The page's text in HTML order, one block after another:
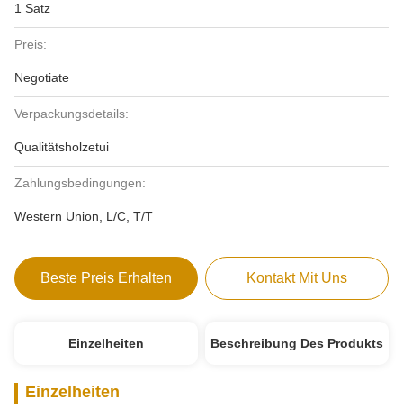
1 Satz
Preis:
Negotiate
Verpackungsdetails:
Qualitätsholzetui
Zahlungsbedingungen:
Western Union, L/C, T/T
Beste Preis Erhalten Kontakt Mit Uns
Einzelheiten Beschreibung Des Produkts
Einzelheiten